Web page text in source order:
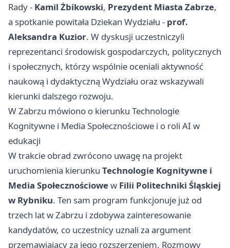
Rady - Kamil Żbikowski, Prezydent Miasta Zabrze,
a spotkanie powitała Dziekan Wydziału - prof.
Aleksandra Kuzior. W dyskusji uczestniczyli
reprezentanci środowisk gospodarczych, politycznych
i społecznych, którzy wspólnie oceniali aktywność
naukową i dydaktyczną Wydziału oraz wskazywali
kierunki dalszego rozwoju.
W Zabrzu mówiono o kierunku Technologie
Kognitywne i Media Społecznościowe i o roli AI w
edukacji
W trakcie obrad zwrócono uwagę na projekt
uruchomienia kierunku Technologie Kognitywne i
Media Społecznościowew Filii Politechniki Śląskiej
w Rybniku. Ten sam program funkcjonuje już od
trzech lat w Zabrzu i zdobywa zainteresowanie
kandydatów, co uczestnicy uznali za argument
przemawiający za jego rozszerzeniem. Rozmowy